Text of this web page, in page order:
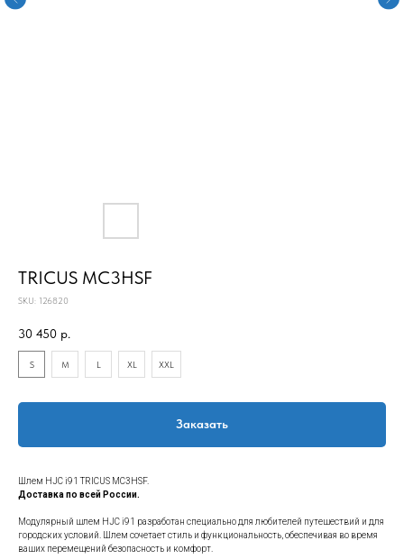
TRICUS MC3HSF
SKU: 126820
30 450 р.
S M L XL XXL
Заказать
Шлем HJC i91 TRICUS MC3HSF.
Доставка по всей России.
Модулярный шлем HJC i91 разработан специально для любителей путешествий и для
городских условий. Шлем сочетает стиль и функциональность, обеспечивая во время
ваших перемещений безопасность и комфорт.